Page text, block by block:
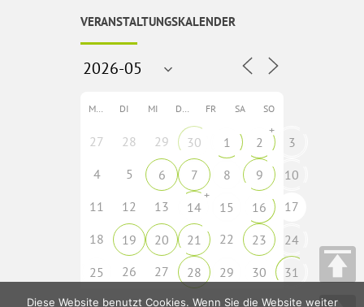
VERANSTALTUNGSKALENDER
MO DI MI DO FR SA SO
27 28 29 30 1 2
+
3
4
5 6 7 8 9
10
11
12 13 14
+
15 16
17
18
19 20 21 22 23
24
25
26 27 28 29 30 31
Diese Website benutzt Cookies. Wenn Sie die Website weiter